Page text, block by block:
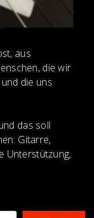
aus
die wir
die uns
das soll
Gitarre,
Unterstützung,